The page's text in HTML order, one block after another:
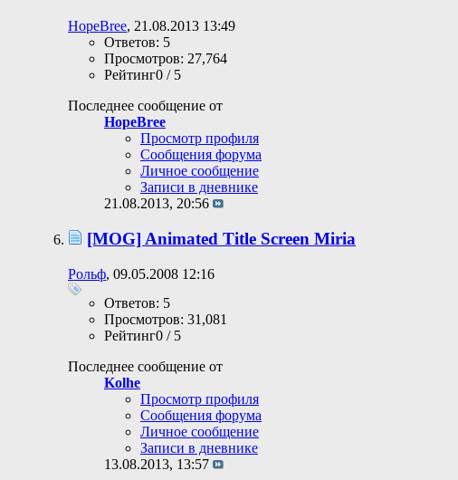
HopeBree, 21.08.2013 13:49
Ответов: 5
Просмотров: 27,764
Рейтинг0 / 5
Последнее сообщение от
HopeBree
Просмотр профиля
Сообщения форума
Личное сообщение
Записи в дневнике
21.08.2013, 20:56
[MOG] Animated Title Screen Miria
Рольф, 09.05.2008 12:16
Ответов: 5
Просмотров: 31,081
Рейтинг0 / 5
Последнее сообщение от
Kolhe
Просмотр профиля
Сообщения форума
Личное сообщение
Записи в дневнике
13.08.2013, 13:57